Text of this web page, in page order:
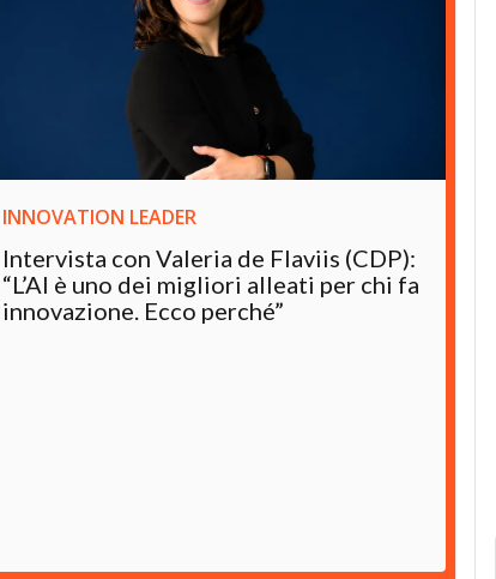
INNOVATION LEADER
Intervista con Valeria de Flaviis (CDP):
“L’AI è uno dei migliori alleati per chi fa
innovazione. Ecco perché”